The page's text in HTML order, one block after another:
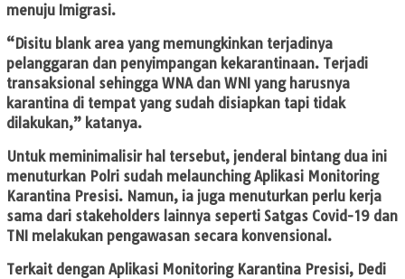
menuju Imigrasi.
“Disitu blank area yang memungkinkan terjadinya
pelanggaran dan penyimpangan kekarantinaan. Terjadi
transaksional sehingga WNA dan WNI yang harusnya
karantina di tempat yang sudah disiapkan tapi tidak
dilakukan,” katanya.
Untuk meminimalisir hal tersebut, jenderal bintang dua ini
menuturkan Polri sudah melaunching Aplikasi Monitoring
Karantina Presisi. Namun, ia juga menuturkan perlu kerja
sama dari stakeholders lainnya seperti Satgas Covid-19 dan
TNI melakukan pengawasan secara konvensional.
Terkait dengan Aplikasi Monitoring Karantina Presisi, Dedi